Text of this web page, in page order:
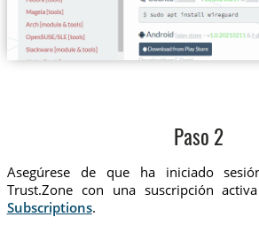
Paso 2
Asegúrese de que ha iniciado
Trust.Zone con una suscripción
Subscriptions.